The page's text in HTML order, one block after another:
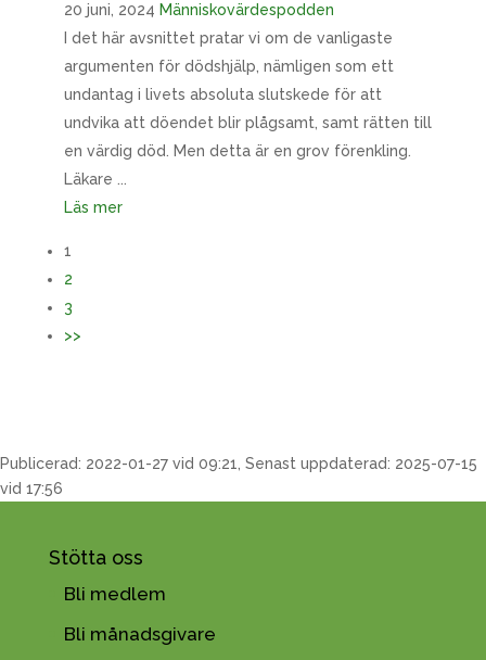
20 juni, 2024 Människovärdespodden
I det här avsnittet pratar vi om de vanligaste
argumenten för dödshjälp, nämligen som ett
undantag i livets absoluta slutskede för att
undvika att döendet blir plågsamt, samt rätten till
en värdig död. Men detta är en grov förenkling.
Läkare ...
Läs mer
1
2
3
>>
Publicerad: 2022-01-27 vid 09:21, Senast uppdaterad: 2025-07-15
vid 17:56
Stötta oss
Bli medlem
Bli månadsgivare